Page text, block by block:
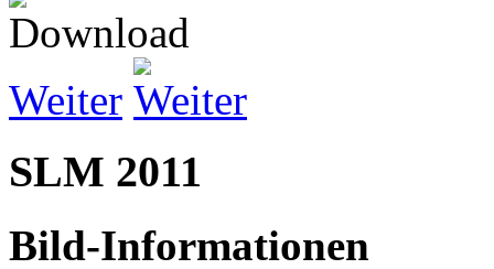
Weiter
SLM 2011
Bild-Informationen